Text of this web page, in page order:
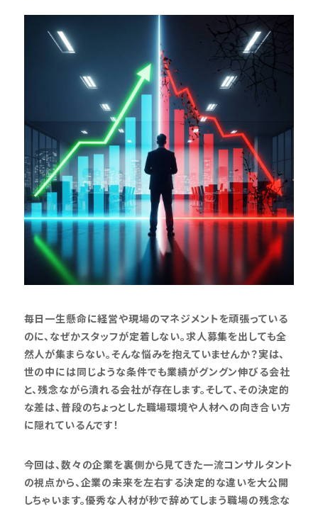
毎日一生懸命に経営や現場のマネジメントを頑張っている
のに、なぜかスタッフが定着しない。求人募集を出しても全
然人が集まらない。そんな悩みを抱えていませんか？実は、
世の中には同じような条件でも業績がグングン伸びる会社
と、残念ながら潰れる会社が存在します。そして、その決定的
な差は、普段のちょっとした職場環境や人材への向き合い方
に隠れているんです！
今回は、数々の企業を裏側から見てきた一流コンサルタント
の視点から、企業の未来を左右する決定的な違いを大公開
しちゃいます。優秀な人材が秒で辞めてしまう職場の残念な